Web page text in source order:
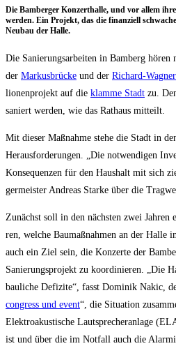
Die Bam­ber­ger Kon­zert­hal­le, und vor allem
wer­den. Ein Pro­jekt, das die finan­zi­ell
Neu­bau der Halle.
Die Sanie­rungs­ar­bei­ten in Bam­berg
der Mar­kus­brü­cke und der Richard-
lio­nen­pro­jekt auf die klam­me Stadt zu.
saniert wer­den, wie das Rat­haus mitteilt.
Mit die­ser Maß­nah­me ste­he die Stadt in
Her­aus­for­de­run­gen. „Die not­wen­di­gen
Kon­se­quen­zen für den Haus­halt mit sich
ger­meis­ter Andre­as Star­ke über die
Zunächst soll in den nächs­ten zwei
ren, wel­che Bau­maß­nah­men an der Hal­le
auch ein Ziel sein, die Kon­zer­te der
Sanie­rungs­pro­jekt zu koor­di­nie­ren. „Die
bau­li­che Defi­zi­te“, fasst Domi­nik Nakic,
con­gress und event“, die Situa­ti­on
Elek­tro­akus­ti­sche Laut­spre­cher­an­la­ge
ist und über die im Not­fall auch die